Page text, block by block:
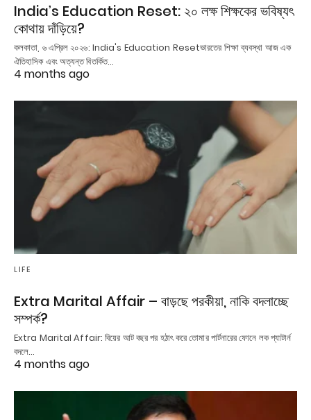
India’s Education Reset: ২০ লক্ষ শিক্ষকের ভবিষ্যৎ
কোথায় দাঁড়িয়ে?
কলকাতা, ৬ এপ্রিল ২০২৬: India's Education Resetভারতের শিক্ষা ব্যবস্থা আজ এক
ঐতিহাসিক এবং অত্যন্ত বিতর্কিত…
4 months ago
LIFE
Extra Marital Affair – বাড়ছে পরকীয়া, নাকি বদলাচ্ছে
সম্পর্ক?
Extra Marital Affair: বিয়ের আট বছর পর হঠাৎ করে তোমার পার্টনারের ফোনে লক প্যাটার্ন
বদলে…
4 months ago